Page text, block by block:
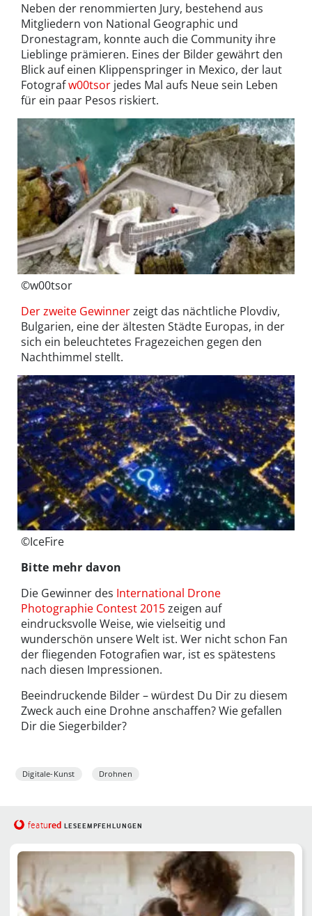
Neben der renommierten Jury, bestehend aus
Mitgliedern von National Geographic und
Dronestagram, konnte auch die Community ihre
Lieblinge prämieren. Eines der Bilder gewährt den
Blick auf einen Klippenspringer in Mexico, der laut
Fotografw00tsor jedes Mal aufs Neue sein Leben
für ein paar Pesos riskiert.
©w00tsor
Der zweite Gewinnerzeigt das nächtliche Plovdiv,
Bulgarien, eine der ältesten Städte Europas, in der
sich ein beleuchtetes Fragezeichen gegen den
Nachthimmel stellt.
©IceFire
Bitte mehr davon
Die Gewinner des International Drone
Photographie Contest 2015zeigen auf
eindrucksvolle Weise, wie vielseitig und
wunderschön unsere Welt ist. Wer nicht schon Fan
der fliegenden Fotografien war, ist es spätestens
nach diesen Impressionen.
Beeindruckende Bilder – würdest Du Dir zu diesem
Zweck auch eine Drohne anschaffen? Wie gefallen
Dir die Siegerbilder?
Digitale-Kunst Drohnen
featured LESEEMPFEHLUNGEN